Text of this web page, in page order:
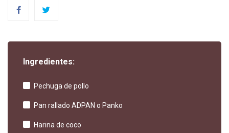
Ingredientes:
Pechuga de pollo
Pan rallado ADPAN o Panko
Harina de coco